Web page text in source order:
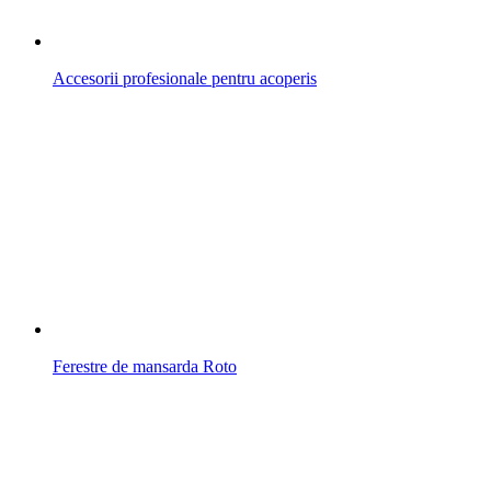
Accesorii profesionale pentru acoperis
Ferestre de mansarda Roto